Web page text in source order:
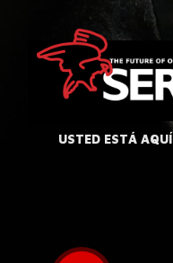
USTED ESTÁ AQUÍ